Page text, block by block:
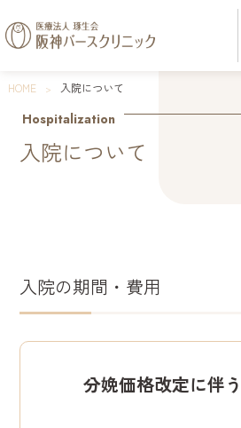
HOME 入院について
Hospitalization
入院について
入院の期間・費用
分娩価格改定に伴